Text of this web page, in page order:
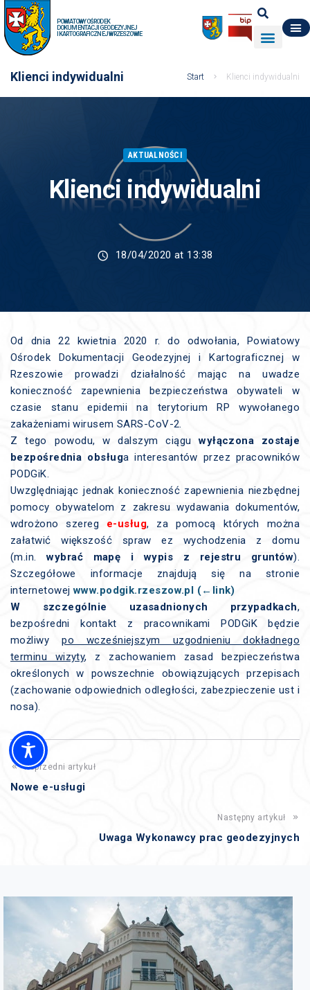
POWIATOWY OŚRODEK
DOKUMENTACJI GEODEZYJNEJ
I KARTOGRAFICZNEJ W RZESZOWIE
Klienci indywidualni Start Klienci indywidualni
AKTUALNOŚCI
Klienci indywidualni
18/04/2020 at 13:38
Od dnia 22 kwietnia 2020 r. do odwołania, Powiatowy
Ośrodek Dokumentacji Geodezyjnej i Kartograficznej w
Rzeszowie prowadzi działalność mając na uwadze
konieczność zapewnienia bezpieczeństwa obywateli w
czasie stanu epidemii na terytorium RP wywołanego
zakażeniami wirusem SARS-CoV-2.
Z tego powodu, w dalszym ciąguwyłączona zostaje
bezpośrednia obsługa interesantów przez pracowników
PODGiK.
Uwzględniając jednak konieczność zapewnienia niezbędnej
pomocy obywatelom z zakresu wydawania dokumentów,
wdrożono szereg e-usług, za pomocą których można
załatwić większość spraw ez wychodzenia z domu
(m.in.wybrać mapę i wypis z rejestru gruntów).
Szczegółowe informacje znajdują się na stronie
internetowejwww.podgik.rzeszow.pl (←link)
W szczególnie uzasadnionych przypadkach,
bezpośredni kontakt z pracownikami PODGiK będzie
możliwypo wcześniejszym uzgodnieniu dokładnego
terminu wizyty, z zachowaniem zasad bezpieczeństwa
określonych w powszechnie obowiązujących przepisach
(zachowanie odpowiednich odległości, zabezpieczenie ust i
nosa).
Poprzedni artykuł
Nowe e-usługi
Następny artykuł
Uwaga Wykonawcy prac geodezyjnych